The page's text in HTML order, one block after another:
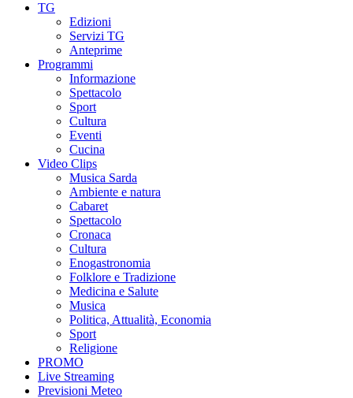
TG
Edizioni
Servizi TG
Anteprime
Programmi
Informazione
Spettacolo
Sport
Cultura
Eventi
Cucina
Video Clips
Musica Sarda
Ambiente e natura
Cabaret
Spettacolo
Cronaca
Cultura
Enogastronomia
Folklore e Tradizione
Medicina e Salute
Musica
Politica, Attualità, Economia
Sport
Religione
PROMO
Live Streaming
Previsioni Meteo